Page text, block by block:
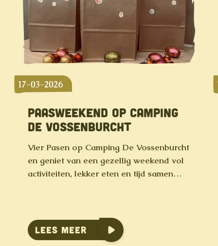
17-03-2026
PAASWEEKEND OP CAMPING
DE VOSSENBURCHT
Vier Pasen op Camping De Vossenburcht
en geniet van een gezellig weekend vol
activiteiten, lekker eten en tijd samen…
Lees meer